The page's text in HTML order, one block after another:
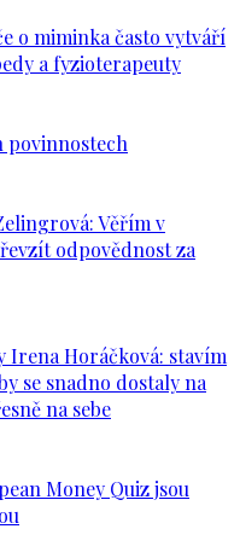
o miminka často vytváří
a fyzioterapeuty
povinnostech
Věřím v
odpovědnost za
Horáčková: stavím
se snadno dostaly na
na sebe
Money Quiz jsou